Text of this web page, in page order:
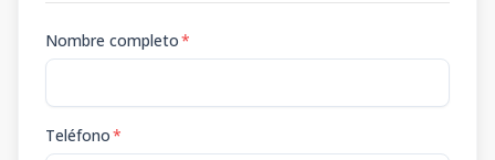
Nombre completo*
Teléfono*